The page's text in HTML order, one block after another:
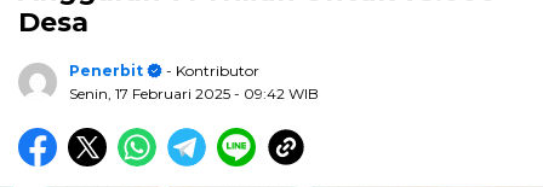
Desa
Penerbit
- Kontributor
Senin, 17 Februari 2025 - 09:42 WIB